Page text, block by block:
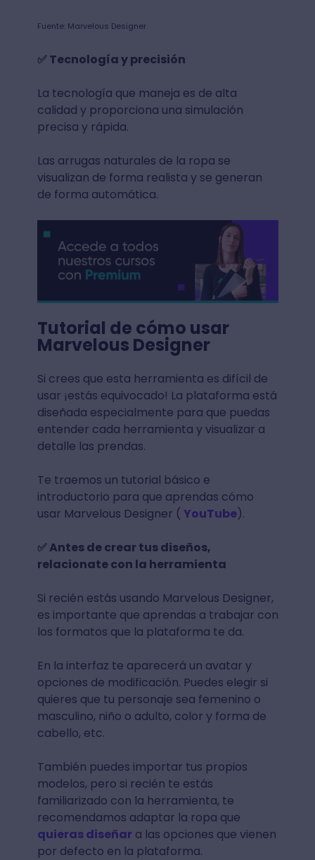
Fuente: Marvelous Designer
✅ Tecnología y precisión
La tecnología que maneja es de alta
calidad y proporciona una simulación
precisa y rápida.
Las arrugas naturales de la ropa se
visualizan de forma realista y se generan
de forma automática.
Tutorial de cómo usar
Marvelous Designer
Si crees que esta herramienta es difícil de
usar ¡estás equivocado! La plataforma está
diseñada especialmente para que puedas
entender cada herramienta y visualizar a
detalle las prendas.
Te traemos un tutorial básico e
introductorio para que aprendas cómo
usar Marvelous Designer ( YouTube).
✅ Antes de crear tus diseños,
relacionate con la herramienta
Si recién estás usando Marvelous Designer,
es importante que aprendas a trabajar con
los formatos que la plataforma te da.
En la interfaz te aparecerá un avatar y
opciones de modificación. Puedes elegir si
quieres que tu personaje sea femenino o
masculino, niño o adulto, color y forma de
cabello, etc.
También puedes importar tus propios
modelos, pero si recién te estás
familiarizado con la herramienta, te
recomendamos adaptar la ropa que
quieras diseñar a las opciones que vienen
por defecto en la plataforma.